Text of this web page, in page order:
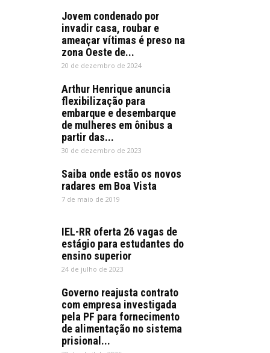
Jovem condenado por
invadir casa, roubar e
ameaçar vítimas é preso na
zona Oeste de...
20 de dezembro de 2024
Arthur Henrique anuncia
flexibilização para
embarque e desembarque
de mulheres em ônibus a
partir das...
30 de dezembro de 2023
Saiba onde estão os novos
radares em Boa Vista
7 de maio de 2019
IEL-RR oferta 26 vagas de
estágio para estudantes do
ensino superior
24 de julho de 2023
Governo reajusta contrato
com empresa investigada
pela PF para fornecimento
de alimentação no sistema
prisional...